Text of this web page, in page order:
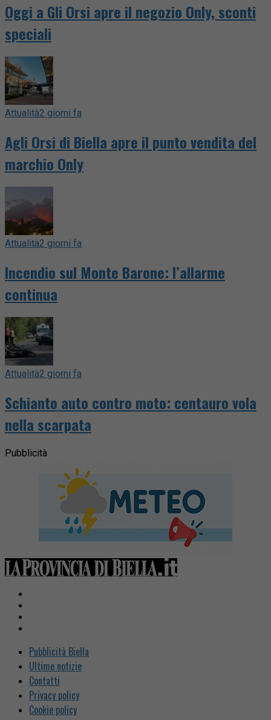
Oggi a Gli Orsi apre il negozio Only, sconti
speciali
Attualità2 giorni fa
Agli Orsi di Biella apre il punto vendita del
marchio Only
Attualità2 giorni fa
Incendio sul Monte Barone: l’allarme
continua
Attualità2 giorni fa
Schianto auto contro moto: centauro vola
nella scarpata
Pubblicità
Pubblicità Biella
Ultime notizie
Contatti
Privacy policy
Cookie policy